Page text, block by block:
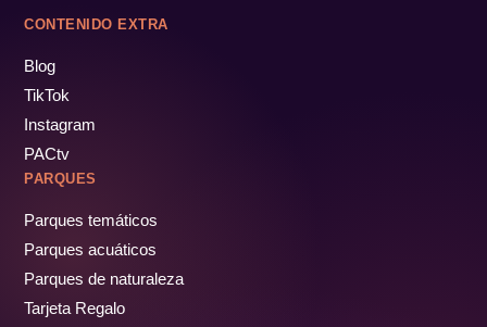
CONTENIDO EXTRA
Blog
TikTok
Instagram
PACtv
PARQUES
Parques temáticos
Parques acuáticos
Parques de naturaleza
Tarjeta Regalo